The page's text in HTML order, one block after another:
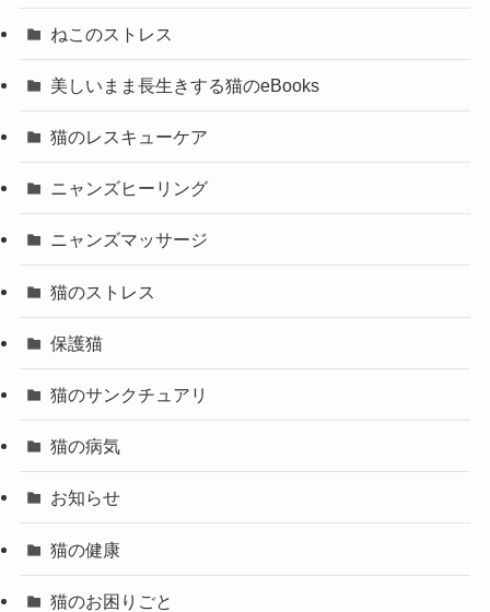
ねこのストレス
美しいまま長生きする猫のeBooks
猫のレスキューケア
ニャンズヒーリング
ニャンズマッサージ
猫のストレス
保護猫
猫のサンクチュアリ
猫の病気
お知らせ
猫の健康
猫のお困りごと